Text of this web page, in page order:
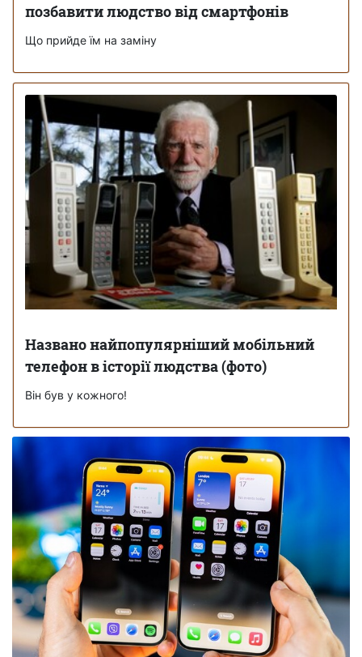
позбавити людство від смартфонів
Що прийде їм на заміну
Названо найпопулярніший мобільний
телефон в історії людства (фото)
Він був у кожного!